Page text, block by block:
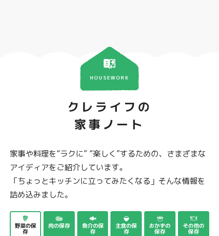
HOUSEWORK
クレライフの
家事ノート
家事や料理を“ラクに” “楽しく”するための、さまざまな
アイディアをご紹介しています。
「ちょっとキッチンに立ってみたくなる」そんな情報を
詰め込みました。
野菜の保
存
肉の保存 魚介の保
存
主食の保
存
おかずの
保存
その他の
保存